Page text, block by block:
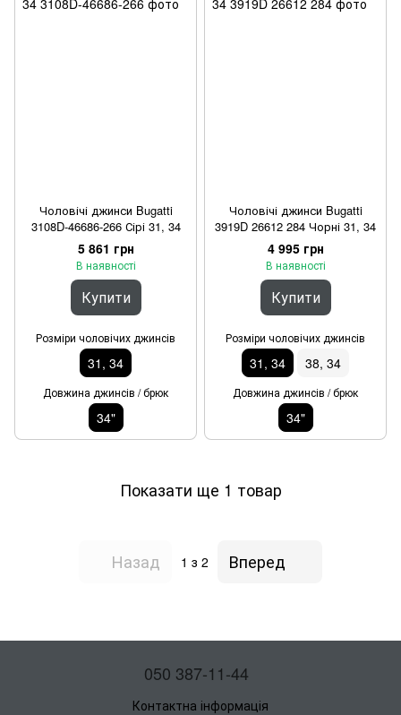
Чоловічі джинси Bugatti
3108D-46686-266 Сірі 31, 34
5 861 грн
В наявності
Купити
Розміри чоловічих джинсів
31, 34
Довжина джинсів / брюк
34"
Чоловічі джинси Bugatti
3919D 26612 284 Чорні 31, 34
4 995 грн
В наявності
Купити
Розміри чоловічих джинсів
31, 34 38, 34
Довжина джинсів / брюк
34"
Показати ще 1 товар
Назад 1 з 2 Вперед
050 387-11-44
Контактна інформація